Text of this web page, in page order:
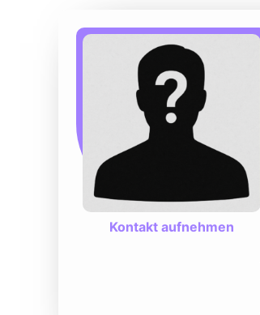
Kontakt aufnehmen